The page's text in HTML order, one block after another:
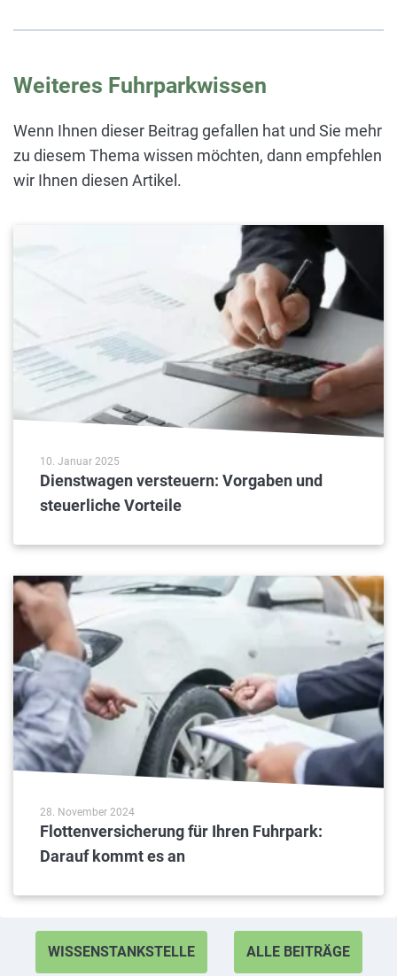
Weiteres Fuhrparkwissen
Wenn Ihnen dieser Beitrag gefallen hat und Sie mehr
zu diesem Thema wissen möchten, dann empfehlen
wir Ihnen diesen Artikel.
Dienstwagen versteuern: Vorgaben und
steuerliche Vorteile
10. Januar 2025
Flottenversicherung für Ihren Fuhrpark:
Darauf kommt es an
28. November 2024
WISSENSTANKSTELLE ALLE BEITRÄGE